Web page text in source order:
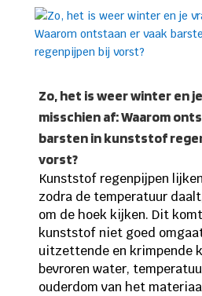
Zo, het is weer winter en
misschien af: Waarom
barsten in kunststof
vorst?
Kunststof regenpijpen
zodra de temperatuur
om de hoek kijken. Dit
kunststof niet goed
uitzettende en krimpende
bevroren water,
ouderdom van het